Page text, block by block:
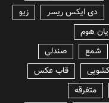
دی ایکس ریسر
زیو
هوم
شمع
صندلی
قاب عکس
متفرقه